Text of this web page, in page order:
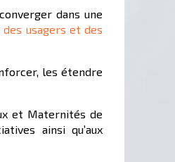
dans une
usagers et des
les étendre
et Maternités de
ainsi qu’aux